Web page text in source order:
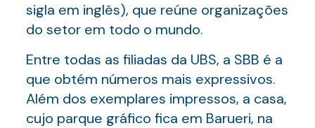
sigla em inglês), que reúne organizações
do setor em todo o mundo.
Entre todas as filiadas da UBS, a SBB é a
que obtém números mais expressivos.
Além dos exemplares impressos, a casa,
cujo parque gráfico fica em Barueri, na